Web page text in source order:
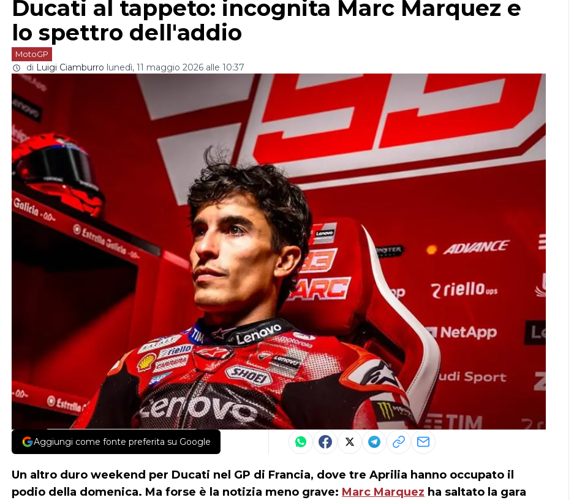
Ducati al tappeto: incognita Marc Marquez e
lo spettro dell'addio
MotoGP
di Luigi Ciamburro lunedì, 11 maggio 2026 alle 10:37
Aggiungi come fonte preferita su Google
Un altro duro weekend per Ducati nel GP di Francia, dove tre Aprilia hanno occupato il
podio della domenica. Ma forse è la notizia meno grave: Marc Marquez ha saltato la gara